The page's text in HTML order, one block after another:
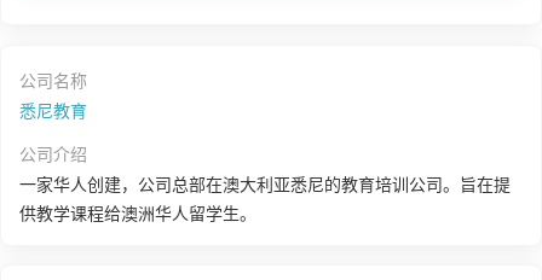
公司名称
悉尼教育
公司介绍
一家华人创建，公司总部在澳大利亚悉尼的教育培训公司。旨在提
供教学课程给澳洲华人留学生。